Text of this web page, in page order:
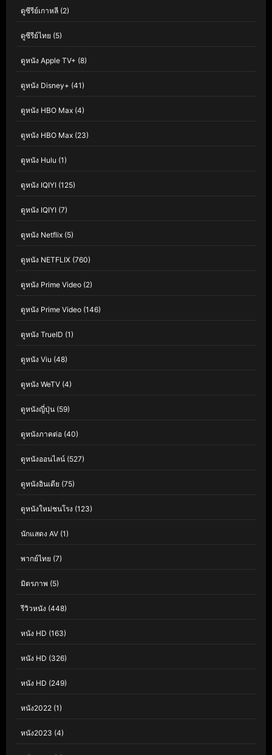
ดูซีรีย์เกาหลี (2)
ดูซีรีย์ไทย (5)
ดูหนัง Apple TV+ (8)
ดูหนัง Disney+ (41)
ดูหนัง HBO Max (4)
ดูหนัง HBO Max (23)
ดูหนัง Hulu (1)
ดูหนัง IQIYI (125)
ดูหนัง IQIYI (7)
ดูหนัง Netflix (5)
ดูหนัง NETFLIX (760)
ดูหนัง Prime Video (2)
ดูหนัง Prime Video (146)
ดูหนัง TrueID (1)
ดูหนัง Viu (48)
ดูหนัง WeTV (4)
ดูหนังญี่ปุ่น (59)
ดูหนังภาคต่อ (40)
ดูหนังออนไลน์ (527)
ดูหนังอินเดีย (75)
ดูหนังใหม่ชนโรง (123)
นักแสดง AV (1)
พากย์ไทย (7)
มิตรภาพ (5)
รีวิวหนัง (448)
หนัง HD (163)
หนัง HD (326)
หนัง HD (249)
หนัง2022 (1)
หนัง2023 (4)